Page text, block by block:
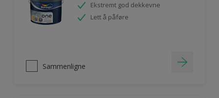
Ekstremt god dekkevne
Lett å påføre
Sammenligne